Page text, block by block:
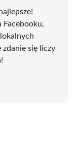
Facebooku,
się liczy